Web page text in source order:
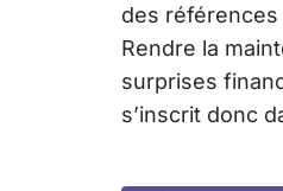
des références
Rendre la
surprises
s’inscrit donc